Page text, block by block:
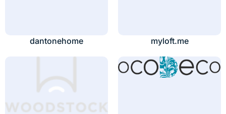
dantonehome myloft.me